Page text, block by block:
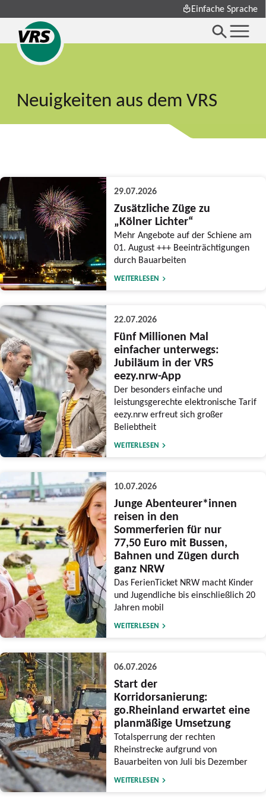
Einfache Sprache
Neuigkeiten aus dem VRS
29.07.2026
Zusätzliche Züge zu
„Kölner Lichter“
Mehr Angebote auf der Schiene am
01. August +++ Beeinträchtigungen
durch Bauarbeiten
WEITERLESEN
22.07.2026
Fünf Millionen Mal
einfacher unterwegs:
Jubiläum in der VRS
eezy.nrw-App
Der besonders einfache und
leistungsgerechte elektronische Tarif
eezy.nrw erfreut sich großer
Beliebtheit
WEITERLESEN
10.07.2026
Junge Abenteurer*innen
reisen in den
Sommerferien für nur
77,50 Euro mit Bussen,
Bahnen und Zügen durch
ganz NRW
Das FerienTicket NRW macht Kinder
und Jugendliche bis einschließlich 20
Jahren mobil
WEITERLESEN
06.07.2026
Start der
Korridorsanierung:
go.Rheinland erwartet eine
planmäßige Umsetzung
Totalsperrung der rechten
Rheinstrecke aufgrund von
Bauarbeiten von Juli bis Dezember
WEITERLESEN